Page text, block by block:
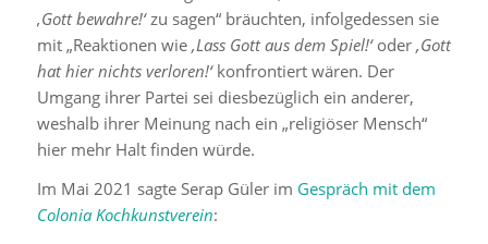
‚Gott bewahre!‘zu sagen“ bräuchten, infolgedessen sie
mit „Reaktionen wie ‚Lass Gott aus dem Spiel!‘oder ‚Gott
hat hier nichts verloren!‘konfrontiert wären. Der
Umgang ihrer Partei sei diesbezüglich ein anderer,
weshalb ihrer Meinung nach ein „religiöser Mensch“
hier mehr Halt finden würde.
Im Mai 2021 sagte Serap Güler im Gespräch mit dem
Colonia Kochkunstverein: